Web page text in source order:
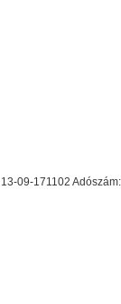
09-171102